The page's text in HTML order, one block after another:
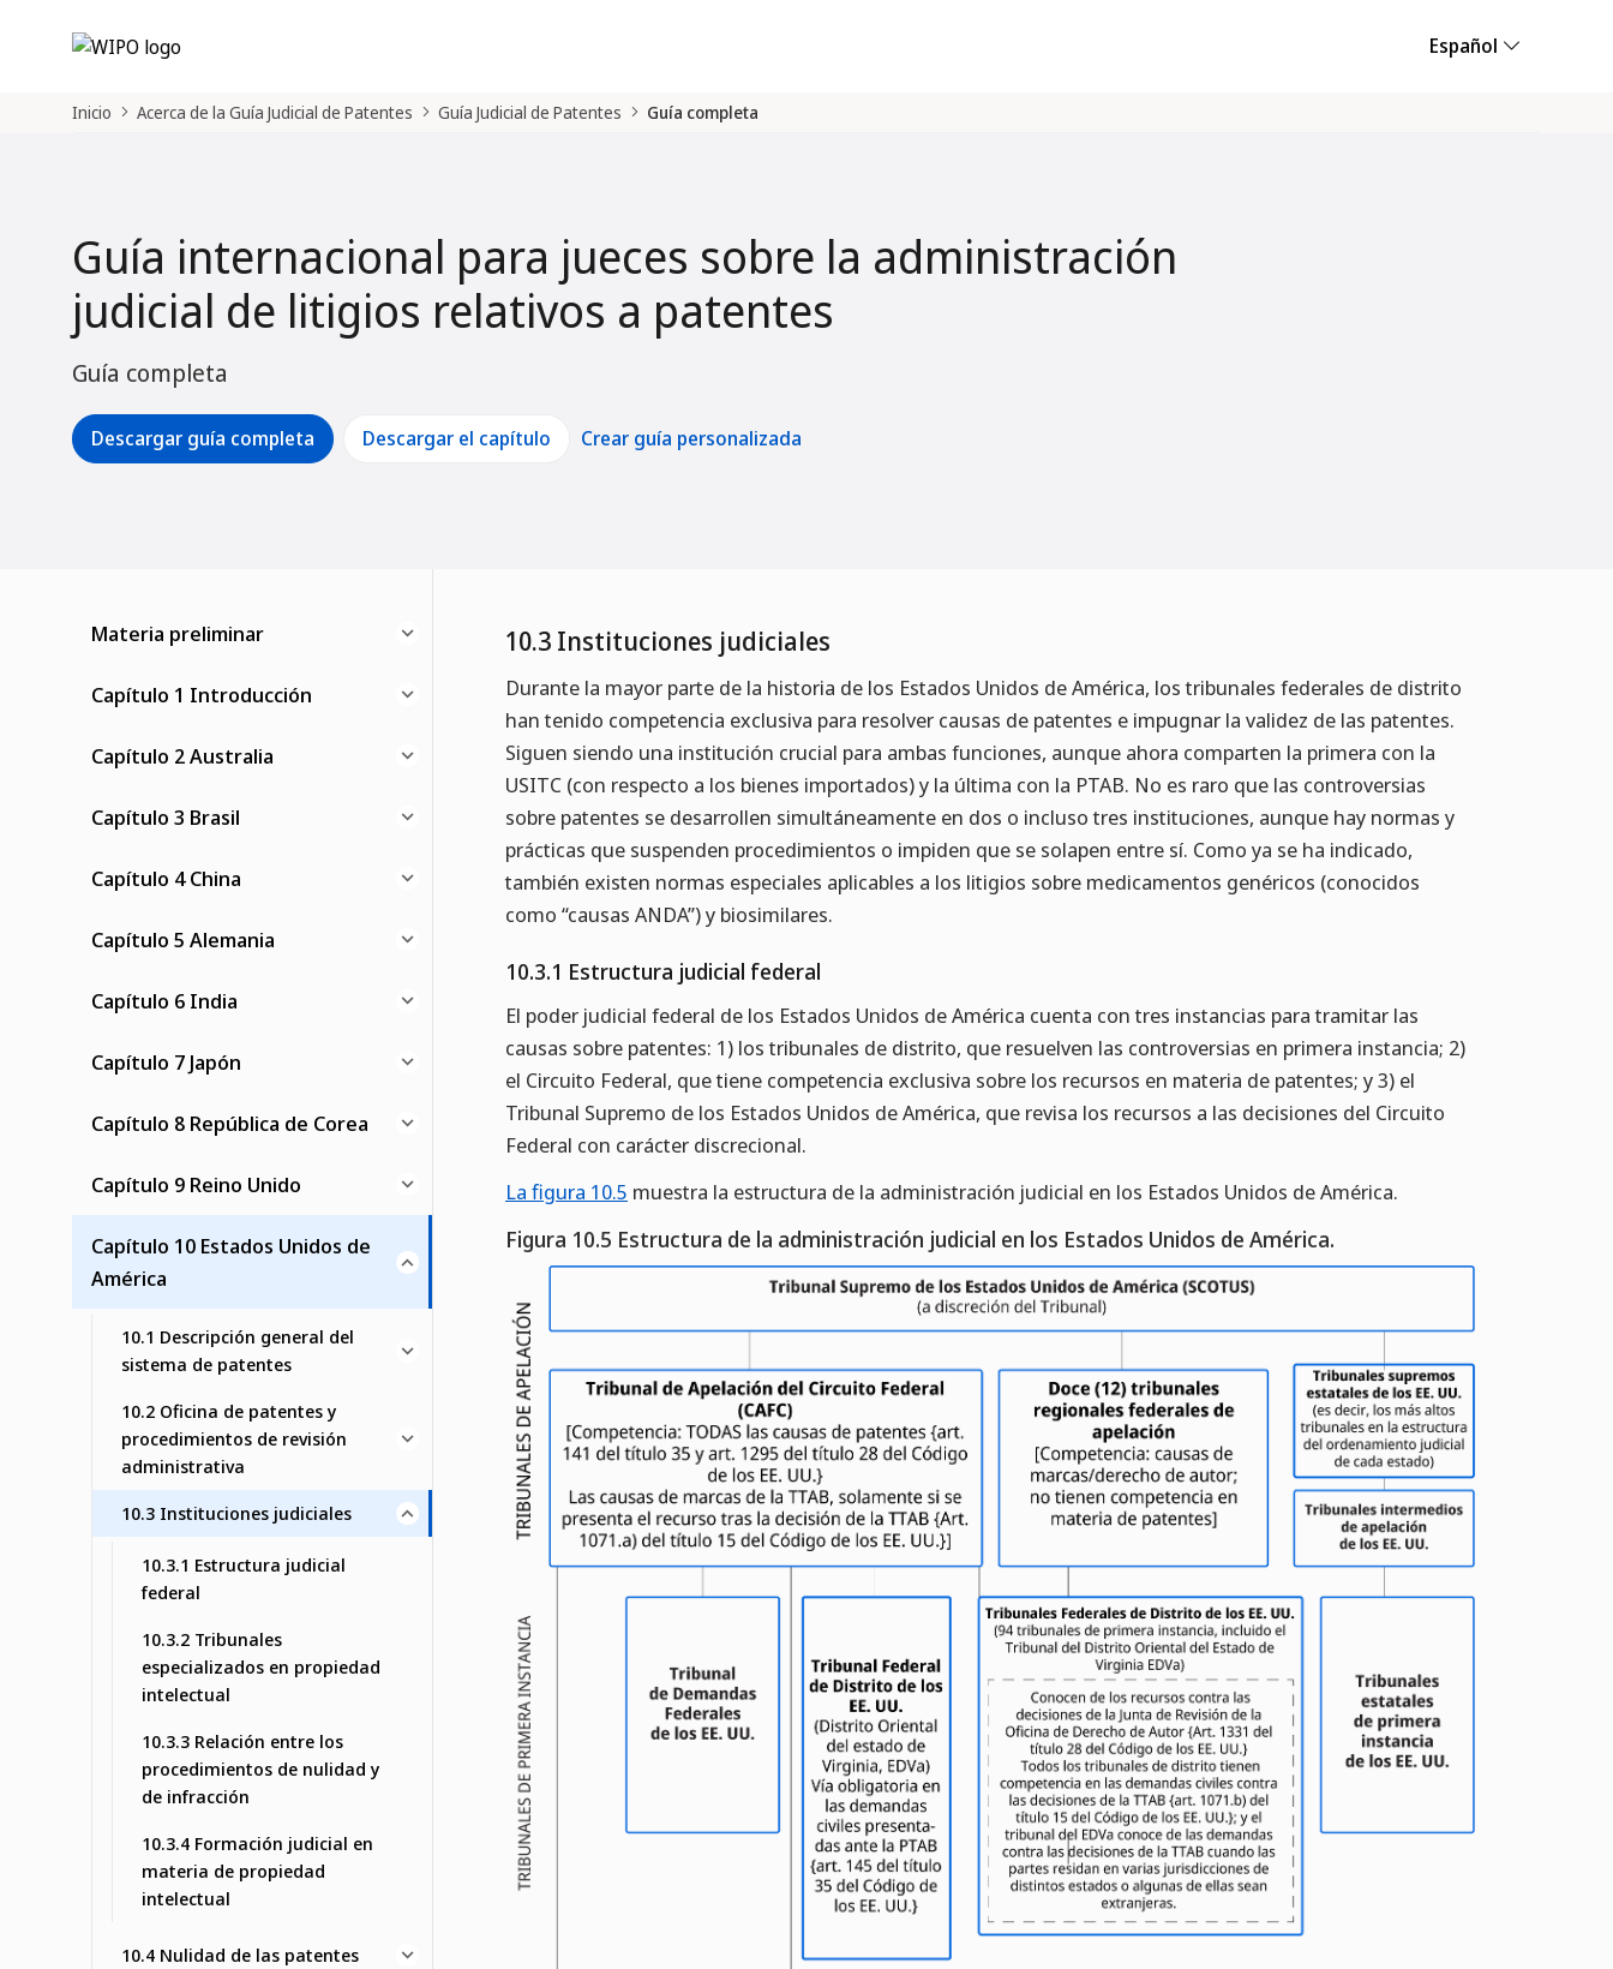
Español
Inicio Acerca de la Guía Judicial de Patentes Guía Judicial de Patentes Guía completa
Guía internacional para jueces sobre la administración
judicial de litigios relativos a patentes
Guía completa
Descargar guía completa Descargar el capítulo Crear guía personalizada
Materia preliminar
Capítulo 1 Introducción
Capítulo 2 Australia
Capítulo 3 Brasil
Capítulo 4 China
Capítulo 5 Alemania
Capítulo 6 India
Capítulo 7 Japón
Capítulo 8 República de Corea
Capítulo 9 Reino Unido
Capítulo 10 Estados Unidos de
América
10.1 Descripción general del
sistema de patentes
10.2 Oficina de patentes y
procedimientos de revisión
administrativa
10.3 Instituciones judiciales
10.3.1 Estructura judicial
federal
10.3.2 Tribunales
especializados en propiedad
intelectual
10.3.3 Relación entre los
procedimientos de nulidad y
de infracción
10.3.4 Formación judicial en
materia de propiedad
intelectual
10.4 Nulidad de las patentes
10.3 Instituciones judiciales
Durante la mayor parte de la historia de los Estados Unidos de América, los tribunales federales de distrito
han tenido competencia exclusiva para resolver causas de patentes e impugnar la validez de las patentes.
Siguen siendo una institución crucial para ambas funciones, aunque ahora comparten la primera con la
USITC (con respecto a los bienes importados) y la última con la PTAB. No es raro que las controversias
sobre patentes se desarrollen simultáneamente en dos o incluso tres instituciones, aunque hay normas y
prácticas que suspenden procedimientos o impiden que se solapen entre sí. Como ya se ha indicado,
también existen normas especiales aplicables a los litigios sobre medicamentos genéricos (conocidos
como “causas ANDA”) y biosimilares.
10.3.1 Estructura judicial federal
El poder judicial federal de los Estados Unidos de América cuenta con tres instancias para tramitar las
causas sobre patentes: 1) los tribunales de distrito, que resuelven las controversias en primera instancia; 2)
el Circuito Federal, que tiene competencia exclusiva sobre los recursos en materia de patentes; y 3) el
Tribunal Supremo de los Estados Unidos de América, que revisa los recursos a las decisiones del Circuito
Federal con carácter discrecional.
La figura 10.5 muestra la estructura de la administración judicial en los Estados Unidos de América.
Figura 10.5 Estructura de la administración judicial en los Estados Unidos de América.